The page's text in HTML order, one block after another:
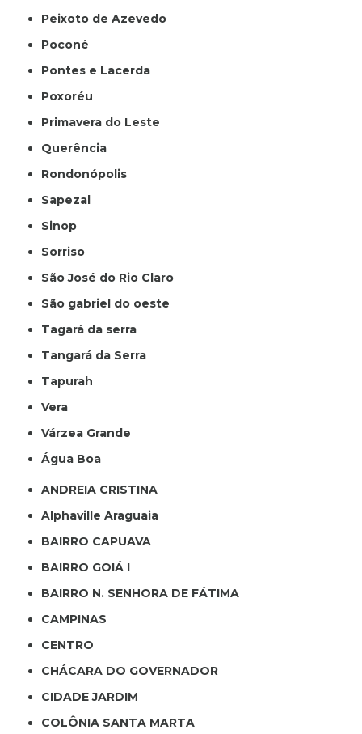
Peixoto de Azevedo
Poconé
Pontes e Lacerda
Poxoréu
Primavera do Leste
Querência
Rondonópolis
Sapezal
Sinop
Sorriso
São José do Rio Claro
São gabriel do oeste
Tagará da serra
Tangará da Serra
Tapurah
Vera
Várzea Grande
Água Boa
ANDREIA CRISTINA
Alphaville Araguaia
BAIRRO CAPUAVA
BAIRRO GOIÁ I
BAIRRO N. SENHORA DE FÁTIMA
CAMPINAS
CENTRO
CHÁCARA DO GOVERNADOR
CIDADE JARDIM
COLÔNIA SANTA MARTA